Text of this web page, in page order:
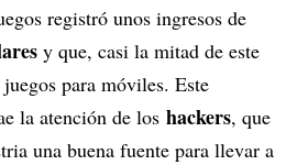
registró unos ingresos de
y que, casi la mitad de este
para móviles. Este
la atención de los hackers, que
una buena fuente para llevar a